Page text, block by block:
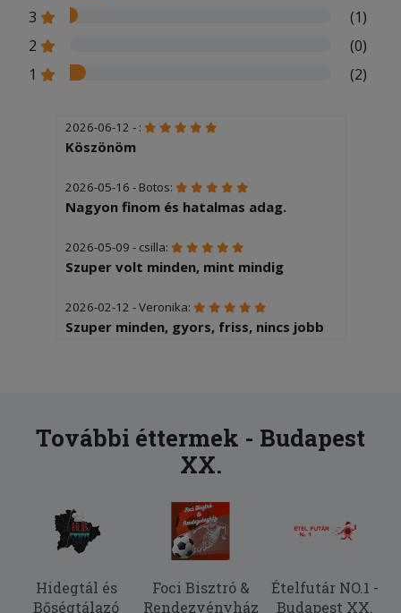
3
(1)
2
(0)
1
(2)
2026-06-12 - :
Köszönöm
2026-05-16 - Botos:
Nagyon finom és hatalmas adag.
2026-05-09 - csilla:
Szuper volt minden, mint mindig
2026-02-12 - Veronika:
Szuper minden, gyors, friss, nincs jobb
étel.
2025-11-10 - Krisztián:
másfél óra volt a szállítás, az adag
rendben van, viszont a tészta egyik fele
konkrétan jéghideg, mintha a
fagyasztóból lett volna kivéve, a másik
fele pedig langyos meleg. Elvileg
paradicsomos tésztát kértem, de nem
További éttermek - Budapest
XX.
Hidegtál és
Bőségtálazó
Foci Bisztró &
Rendezvényház
Ételfutár NO.1 -
Budapest XX.